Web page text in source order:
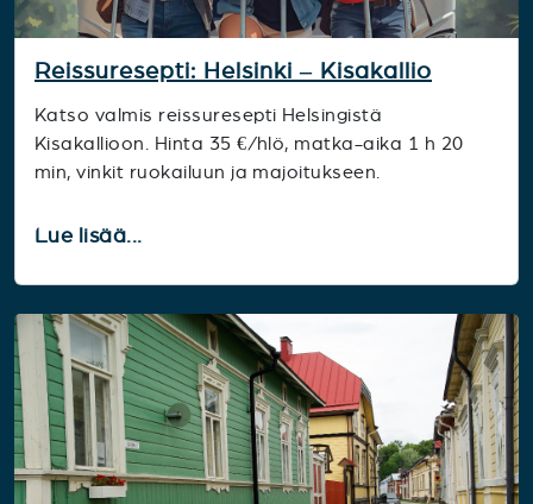
Reissuresepti: Helsinki – Kisakallio
Katso valmis reissuresepti Helsingistä
Kisakallioon. Hinta 35 €/hlö, matka-aika 1 h 20
min, vinkit ruokailuun ja majoitukseen.
Lue lisää...